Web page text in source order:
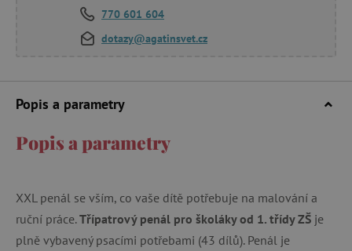
770 601 604
dotazy@agatinsvet.cz
Popis a parametry
Popis a parametry
XXL penál se vším, co vaše dítě potřebuje na malování a
ruční práce.Třípatrový penál pro školáky od 1. třídy ZŠ je
plně vybavený psacími potřebami (43 dílů). Penál je